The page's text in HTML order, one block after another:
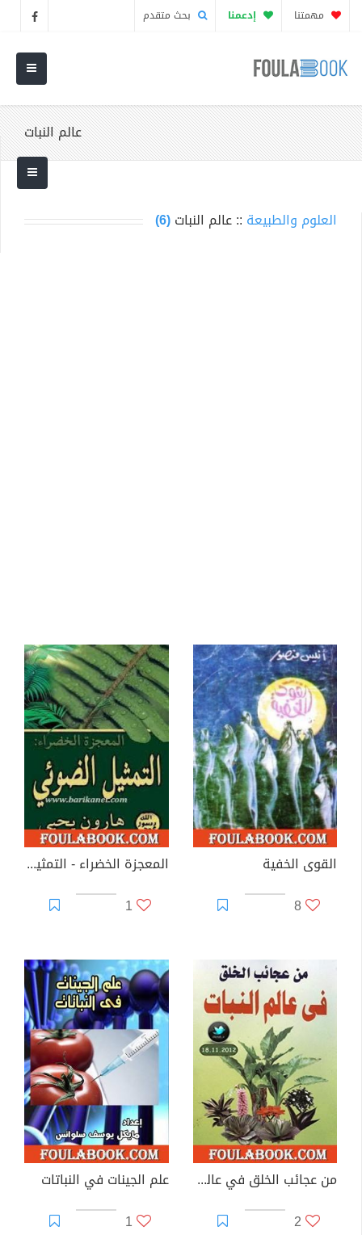
مهمتنا إدعمنا بحث متقدم
عالم النبات
العلوم والطبيعة :: عالم النبات(6)
القوى الخفية
8
المعجزة الخضراء - التمثيل الضوئي
1
من عجائب الخلق في عالم النبات
2
علم الجينات في النباتات
1